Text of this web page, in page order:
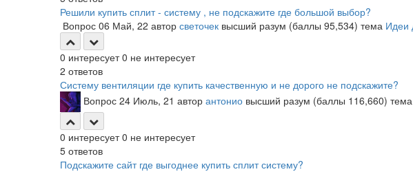
Решили купить сплит - систему , не подскажите где большой выбор?
Вопрос 06 Май, 22 автор светочек высший разум (баллы 95,534) тема Идеи
0 интересует 0 не интересует
2 ответов
Систему вентиляции где купить качественную и не дорого не подскажите?
Вопрос 24 Июль, 21 автор антонио высший разум (баллы 116,660) тема
0 интересует 0 не интересует
5 ответов
Подскажите сайт где выгоднее купить сплит систему?